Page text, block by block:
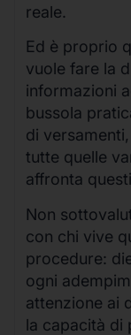
reale.
Ed è proprio
vuole fare la
informazioni
bussola
di
tutte quelle
affronta
Non
con chi vive
procedure:
ogni
attenzione ai
la capacità di